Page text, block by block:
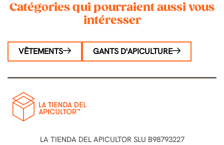
Catégories qui pourraient aussi vous
intéresser
VÊTEMENTS GANTS D'APICULTURE
LA TIENDA DEL APICULTOR SLU B98793227